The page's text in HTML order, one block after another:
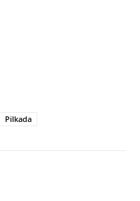
Pilkada